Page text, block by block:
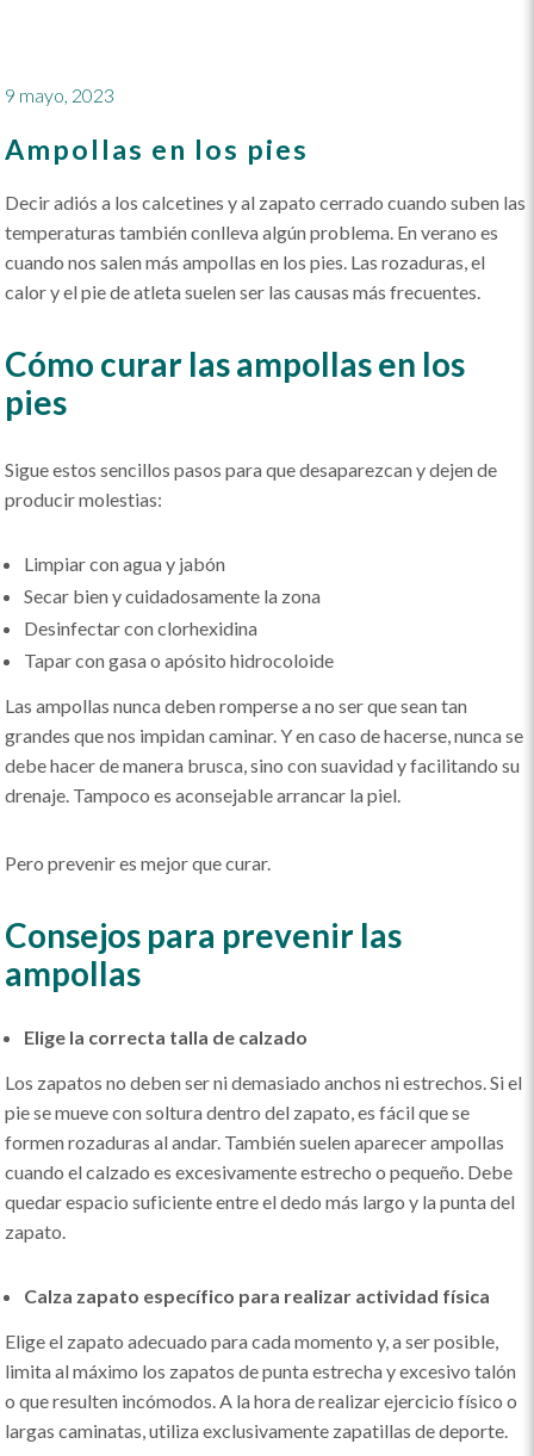
9 mayo, 2023
Ampollas en los pies
Decir adiós a los calcetines y al zapato cerrado cuando suben las
temperaturas también conlleva algún problema. En verano es
cuando nos salen más ampollas en los pies. Las rozaduras, el
calor y el pie de atleta suelen ser las causas más frecuentes.
Cómo curar las ampollas en los
pies
Sigue estos sencillos pasos para que desaparezcan y dejen de
producir molestias:
Limpiar con agua y jabón
Secar bien y cuidadosamente la zona
Desinfectar con clorhexidina
Tapar con gasa o apósito hidrocoloide
Las ampollas nunca deben romperse a no ser que sean tan
grandes que nos impidan caminar. Y en caso de hacerse, nunca se
debe hacer de manera brusca, sino con suavidad y facilitando su
drenaje. Tampoco es aconsejable arrancar la piel.
Pero prevenir es mejor que curar.
Consejos para prevenir las
ampollas
Elige la correcta talla de calzado
Los zapatos no deben ser ni demasiado anchos ni estrechos. Si el
pie se mueve con soltura dentro del zapato, es fácil que se
formen rozaduras al andar. También suelen aparecer ampollas
cuando el calzado es excesivamente estrecho o pequeño. Debe
quedar espacio suficiente entre el dedo más largo y la punta del
zapato.
Calza zapato específico para realizar actividad física
Elige el zapato adecuado para cada momento y, a ser posible,
limita al máximo los zapatos de punta estrecha y excesivo talón
o que resulten incómodos. A la hora de realizar ejercicio físico o
largas caminatas, utiliza exclusivamente zapatillas de deporte.